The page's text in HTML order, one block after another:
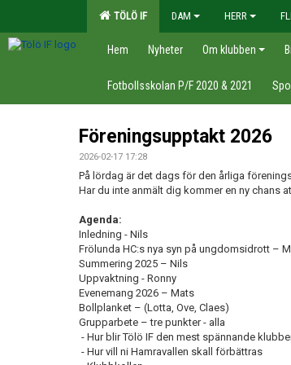
TÖLÖ IF DAM HERR
Hem Nyheter Om klubben
Fotbollsskolan P/F 2020 & 2021
Föreningsupptakt 2026
2026-02-17 17:28
På lördag är det dags för den årliga
Har du inte anmält dig kommer en ny chans
Agenda:
Inledning - Nils
Frölunda HC:s nya syn på ungdomsidrott –
Summering 2025 – Nils
Uppvaktning - Ronny
Evenemang 2026 – Mats
Bollplanket – (Lotta, Ove, Claes)
Grupparbete – tre punkter - alla
- Hur blir Tölö IF den mest spännande
- Hur vill ni Hamravallen skall förbättras